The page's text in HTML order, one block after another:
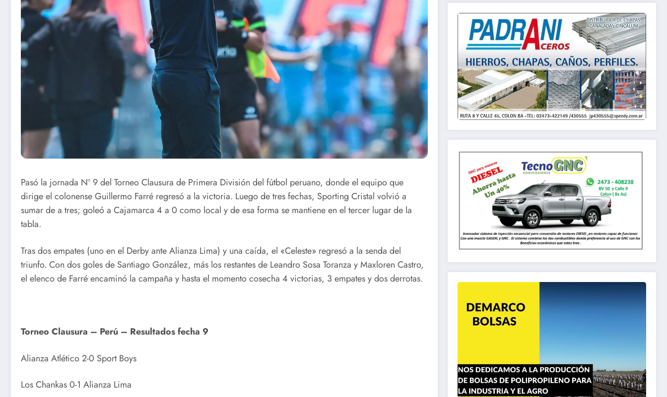
Pasó la jornada Nº 9 del Torneo Clausura de Primera División del fútbol peruano, donde el equipo que
dirige el colonense Guillermo Farré regresó a la victoria. Luego de tres fechas, Sporting Cristal volvió a
sumar de a tres; goleó a Cajamarca 4 a 0 como local y de esa forma se mantiene en el tercer lugar de la
tabla.
Tras dos empates (uno en el Derby ante Alianza Lima) y una caída, el «Celeste» regresó a la senda del
triunfo. Con dos goles de Santiago González, más los restantes de Leandro Sosa Toranza y Maxloren Castro,
el elenco de Farré encaminó la campaña y hasta el momento cosecha 4 victorias, 3 empates y dos derrotas.
Torneo Clausura – Perú – Resultados fecha 9
Alianza Atlético 2-0 Sport Boys
Los Chankas 0-1 Alianza Lima